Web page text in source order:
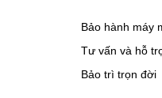
Bảo hành máy
Tư vấn và hỗ
Bảo trì trọn đời